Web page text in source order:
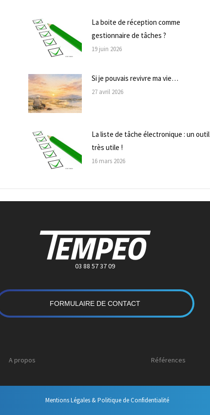
La boite de réception comme
gestionnaire de tâches ?
19 juin 2026
Si je pouvais revivre ma vie…
27 avril 2026
La liste de tâche électronique : un outil
très utile !
16 mars 2026
03 88 57 37 09
FORMULAIRE DE CONTACT
A propos Références
Mentions Légales & Politique de Confidentialité